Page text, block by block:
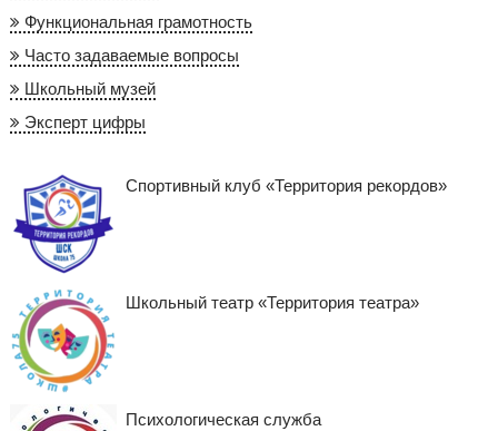
Функциональная грамотность
Часто задаваемые вопросы
Школьный музей
Эксперт цифры
Спортивный клуб «Территория рекордов»
Школьный театр «Территория театра»
Психологическая служба